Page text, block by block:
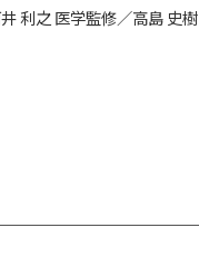
利之 医学監修／高島 史樹